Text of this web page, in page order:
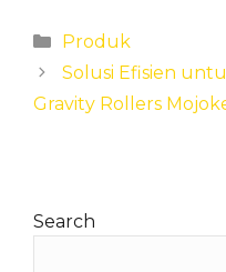
Categories
Produk
Solusi Efisien
Gravity Rollers
Search